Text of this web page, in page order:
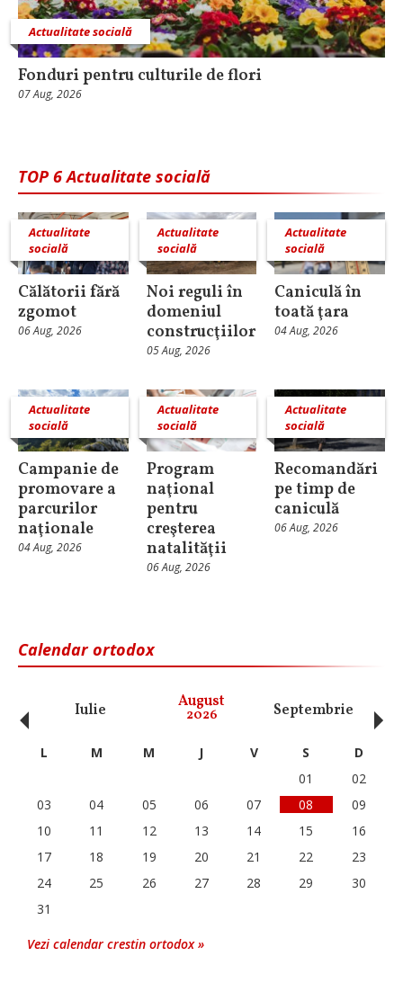
Actualitate socială
Fonduri pentru culturile de flori
07 Aug, 2026
TOP 6 Actualitate socială
Actualitate
socială
Călătorii fără
zgomot
06 Aug, 2026
Actualitate
socială
Noi reguli în
domeniul
construcţiilor
05 Aug, 2026
Actualitate
socială
Caniculă în
toată ţara
04 Aug, 2026
Actualitate
socială
Campanie de
promovare a
parcurilor
naţionale
04 Aug, 2026
Actualitate
socială
Program
naţional
pentru
creşterea
natalităţii
06 Aug, 2026
Actualitate
socială
Recomandări
pe timp de
caniculă
06 Aug, 2026
Calendar ortodox
Iulie August
2026 Septembrie
‹ L M M J V S
D
01
02
03
04 05 06 07 08
09
10
11 12 13 14 15
16
17
18 19 20 21 22
23
24
25 26 27 28 29
30
31
Vezi calendar crestin ortodox »